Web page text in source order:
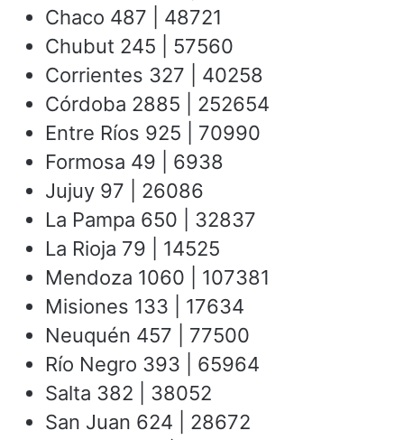
Chaco 487 | 48721
Chubut 245 | 57560
Corrientes 327 | 40258
Córdoba 2885 | 252654
Entre Ríos 925 | 70990
Formosa 49 | 6938
Jujuy 97 | 26086
La Pampa 650 | 32837
La Rioja 79 | 14525
Mendoza 1060 | 107381
Misiones 133 | 17634
Neuquén 457 | 77500
Río Negro 393 | 65964
Salta 382 | 38052
San Juan 624 | 28672